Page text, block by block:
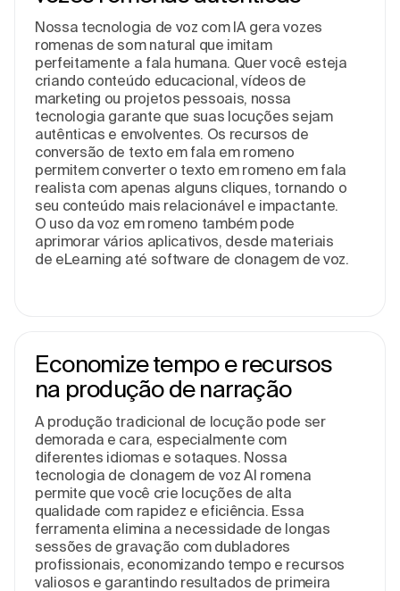
Nossa tecnologia de voz com IA gera vozes
romenas de som natural que imitam
perfeitamente a fala humana. Quer você esteja
criando conteúdo educacional, vídeos de
marketing ou projetos pessoais, nossa
tecnologia garante que suas locuções sejam
autênticas e envolventes. Os recursos de
conversão de texto em fala em romeno
permitem converter o texto em romeno em fala
realista com apenas alguns cliques, tornando o
seu conteúdo mais relacionável e impactante.
O uso da voz em romeno também pode
aprimorar vários aplicativos, desde materiais
de eLearning até software de clonagem de voz.
Economize tempo e recursos
na produção de narração
A produção tradicional de locução pode ser
demorada e cara, especialmente com
diferentes idiomas e sotaques. Nossa
tecnologia de clonagem de voz AI romena
permite que você crie locuções de alta
qualidade com rapidez e eficiência. Essa
ferramenta elimina a necessidade de longas
sessões de gravação com dubladores
profissionais, economizando tempo e recursos
valiosos e garantindo resultados de primeira